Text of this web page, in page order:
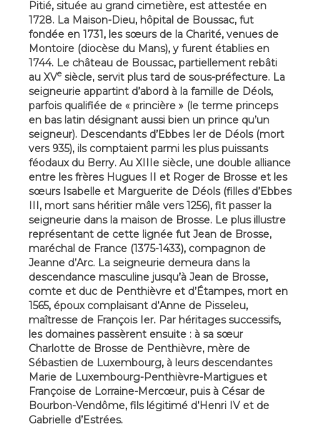
Pitié, située au grand cimetière, est attestée en
1728. La Maison-Dieu, hôpital de Boussac, fut
fondée en 1731, les sœurs de la Charité, venues de
Montoire (diocèse du Mans), y furent établies en
1744. Le château de Boussac, partiellement rebâti
au XVesiècle, servit plus tard de sous-préfecture. La
seigneurie appartint d’abord à la famille de Déols,
parfois qualifiée de « princière » (le terme princeps
en bas latin désignant aussi bien un prince qu’un
seigneur). Descendants d’Ebbes Ier de Déols (mort
vers 935), ils comptaient parmi les plus puissants
féodaux du Berry. Au XIIIe siècle, une double alliance
entre les frères Hugues II et Roger de Brosse et les
sœurs Isabelle et Marguerite de Déols (filles d’Ebbes
III, mort sans héritier mâle vers 1256), fit passer la
seigneurie dans la maison de Brosse. Le plus illustre
représentant de cette lignée fut Jean de Brosse,
maréchal de France (1375-1433), compagnon de
Jeanne d’Arc. La seigneurie demeura dans la
descendance masculine jusqu’à Jean de Brosse,
comte et duc de Penthièvre et d’Étampes, mort en
1565, époux complaisant d’Anne de Pisseleu,
maîtresse de François Ier. Par héritages successifs,
les domaines passèrent ensuite : à sa sœur
Charlotte de Brosse de Penthièvre, mère de
Sébastien de Luxembourg, à leurs descendantes
Marie de Luxembourg-Penthièvre-Martigues et
Françoise de Lorraine-Mercœur, puis à César de
Bourbon-Vendôme, fils légitimé d’Henri IV et de
Gabrielle d’Estrées.